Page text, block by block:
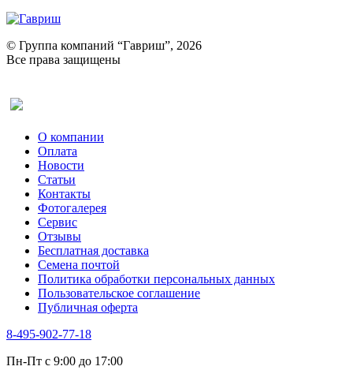
© Группа компаний “Гавриш”, 2026
Все права защищены
О компании
Оплата
Новости
Статьи
Контакты
Фотогалерея​
Сервис
Отзывы
Бесплатная доставка
Семена почтой
Политика обработки персональных данных
Пользовательское соглашение
Публичная оферта
8-495-902-77-18
Пн-Пт с 9:00 до 17:00